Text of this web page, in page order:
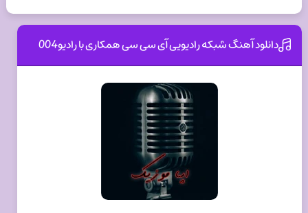
دانلود آهنگ شبکه رادیویی آی سی سی همکاری با رادیو004